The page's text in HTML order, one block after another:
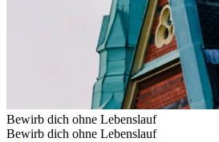
Bewirb dich ohne Lebenslauf
Bewirb dich ohne Lebenslauf